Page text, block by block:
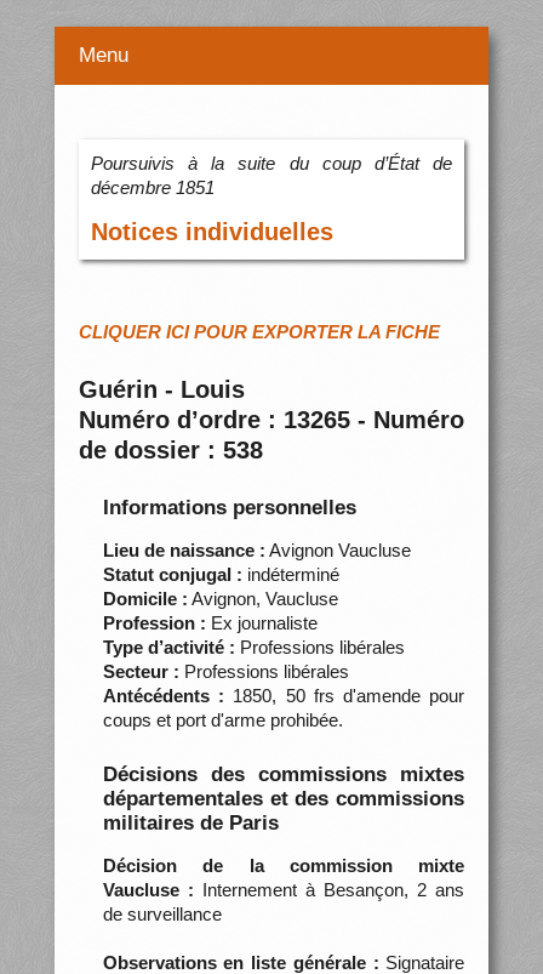
Menu
Poursuivis à la suite du coup d’État de
décembre 1851
Notices individuelles
CLIQUER ICI POUR EXPORTER LA FICHE
Guérin - Louis
Numéro d’ordre : 13265 - Numéro
de dossier : 538
Informations personnelles
Lieu de naissance : Avignon Vaucluse
Statut conjugal : indéterminé
Domicile : Avignon, Vaucluse
Profession : Ex journaliste
Type d’activité : Professions libérales
Secteur : Professions libérales
Antécédents : 1850, 50 frs d'amende pour
coups et port d'arme prohibée.
Décisions des commissions mixtes
départementales et des commissions
militaires de Paris
Décision de la commission mixte
Vaucluse : Internement à Besançon, 2 ans
de surveillance
Observations en liste générale : Signataire